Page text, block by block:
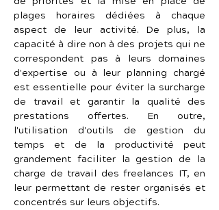
plages horaires dédiées à chaque
aspect de leur activité. De plus, la
capacité à dire non à des projets qui ne
correspondent pas à leurs domaines
d'expertise ou à leur planning chargé
est essentielle pour éviter la surcharge
de travail et garantir la qualité des
prestations offertes. En outre,
l'utilisation d'outils de gestion du
temps et de la productivité peut
grandement faciliter la gestion de la
charge de travail des freelances IT, en
leur permettant de rester organisés et
concentrés sur leurs objectifs.